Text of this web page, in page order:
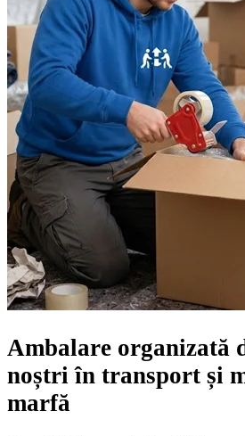
Ambalare organizată
noștri în transport și
marfă